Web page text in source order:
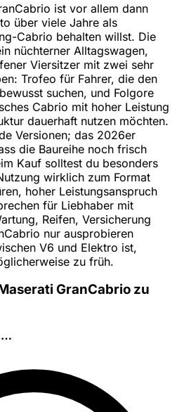
ist vor allem dann
über viele Jahre als
Cabrio behalten willst. Die
nüchterner Alltagswagen,
Viersitzer mit zwei sehr
Trofeo für Fahrer, die den
suchen, und Folgore
Cabrio mit hoher Leistung
dauerhaft nutzen möchten.
Versionen; das 2026er
die Baureihe noch frisch
Kauf solltest du besonders
wirklich zum Format
hoher Leistungsanspruch
für Liebhaber mit
Reifen, Versicherung
nur ausprobieren
V6 und Elektro ist,
zu früh.
GranCabrio zu
…